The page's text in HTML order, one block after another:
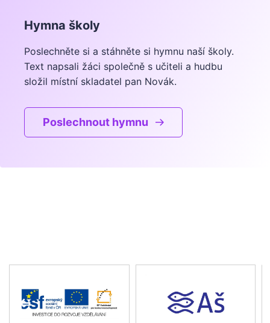
Hymna školy
Poslechněte si a stáhněte si hymnu naší školy.
Text napsali žáci společně s učiteli a hudbu
složil místní skladatel pan Novák.
Poslechnout hymnu